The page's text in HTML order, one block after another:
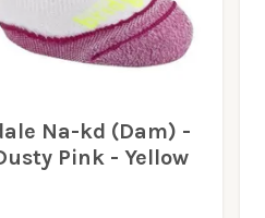
Na-kd (Dam) -
Pink - Yellow